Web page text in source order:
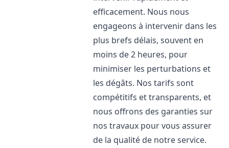
efficacement. Nous nous
engageons à intervenir dans les
plus brefs délais, souvent en
moins de 2 heures, pour
minimiser les perturbations et
les dégâts. Nos tarifs sont
compétitifs et transparents, et
nous offrons des garanties sur
nos travaux pour vous assurer
de la qualité de notre service.